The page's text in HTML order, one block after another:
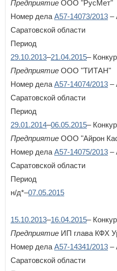
Предприятие ООО "РусМет"
Номер дела А57-14073/2013 –
Саратовской области
Период
29.10.2013–21.04.2015–
Предприятие ООО "ТИТАН"
Номер дела А57-14074/2013 –
Саратовской области
Период
29.01.2014–06.05.2015–
Предприятие ООО "Айрон
Номер дела А57-14075/2013 –
Саратовской области
Период
н/д*–07.05.2015
15.10.2013–16.04.2015–
Предприятие ИП глава КФХ
Номер дела А57-14341/2013 –
Саратовской области